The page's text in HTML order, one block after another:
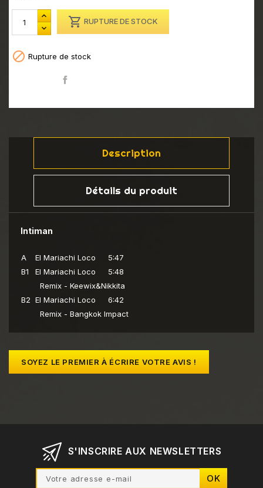
 RUPTURE DE STOCK
 Rupture de stock
Description
Détails du produit
Intiman
A El Mariachi Loco
5:47
B1
El Mariachi Loco
5:48
Remix - Keewix&Nikkita
B2 El Mariachi Loco
6:42
Remix - Bangkok Impact
SOYEZ LE PREMIER À ÉCRIRE VOTRE AVIS !
S'INSCRIRE AUX NEWSLETTERS